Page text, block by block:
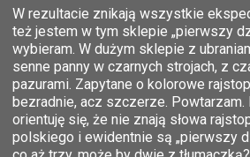
W rezultacie znikają wszystkie
też jestem w tym sklepie „pierwszy
wybieram. W dużym sklepie z
senne panny w czarnych strojach, z
pazurami. Zapytane o kolorowe
bezradnie, acz szczerze. Powtarzam.
orientuję się, że nie znają słowa
polskiego i ewidentnie są „pierwszy